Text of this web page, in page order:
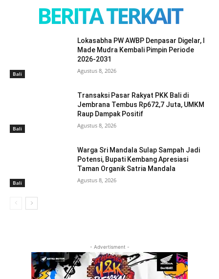
BERITA TERKAIT
Bali
Lokasabha PW AWBP Denpasar Digelar, I
Made Mudra Kembali Pimpin Periode
2026-2031
Agustus 8, 2026
Bali
Transaksi Pasar Rakyat PKK Bali di
Jembrana Tembus Rp672,7 Juta, UMKM
Raup Dampak Positif
Agustus 8, 2026
Bali
Warga Sri Mandala Sulap Sampah Jadi
Potensi, Bupati Kembang Apresiasi
Taman Organik Satria Mandala
Agustus 8, 2026
- Advertisment -